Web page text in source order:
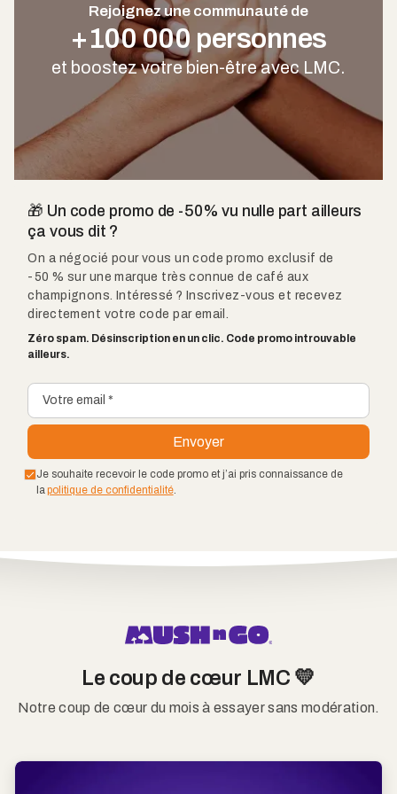
Rejoignez une communauté de
+100 000 personnes
et boostez votre bien-être avec LMC.
🎁 Un code promo de -50% vu nulle part ailleurs
ça vous dit ?
On a négocié pour vous un code promo exclusif de
-50 % sur une marque très connue de café aux
champignons. Intéressé ? Inscrivez-vous et recevez
directement votre code par email.
Zéro spam. Désinscription en un clic. Code promo introuvable
ailleurs.
Je souhaite recevoir le code promo et j’ai pris connaissance de
lapolitique de confidentialité.
Le coup de cœur LMC 💛
Notre coup de cœur du mois à essayer sans modération.